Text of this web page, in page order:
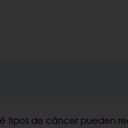
tipos de cáncer pueden